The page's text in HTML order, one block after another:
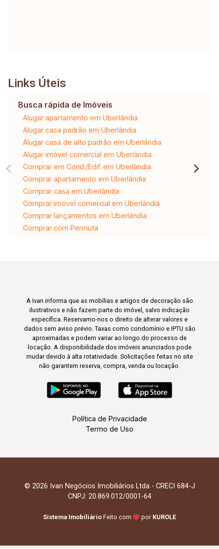
Links Úteis
Busca rápida de Imóveis
Alugar apartamento em Uberlândia
Alugar casa padrão em Uberlândia
Alugar casa de alto padrão em Uberlândia
Alugar imóvel comercial em Uberlândia
Comprar em Cond./Edif. em Uberlândia
Comprar apartamento em Uberlândia
Comprar casa em Uberlândia
Comprar imóvel comercial em Uberlândia
Comprar lançamentos em Uberlândia
Comprar com Permuta
A Ivan informa que as mobílias e artigos de decoração são
ilustrativos e não fazem parte do imóvel, salvo indicação
específica. Reservamo-nos o direito de alterar valores e
dados sem aviso prévio. Taxas como condomínio e IPTU são
aproximadas e podem variar ao longo do processo de
locação. A disponibilidade dos imóveis anunciados pode
mudar devido à alta rotatividade. Solicitações feitas no site
não garantem reserva, compra, venda ou locação.
Política de Privacidade
Termo de Uso
© 2026 Ivan Negócios Imobiliários Ltda - CRECI 684-J
CNPJ: 20.869.012/0001-64
Sistema Imobiliário Feito com por KUROLE